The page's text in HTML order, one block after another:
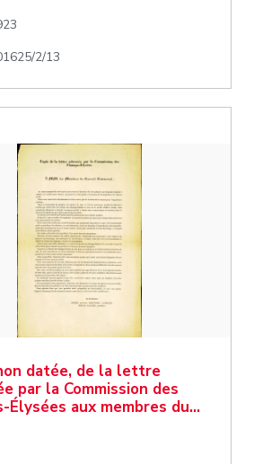
2/13
datée, de la lettre
par la Commission des
Élysées aux membres du…